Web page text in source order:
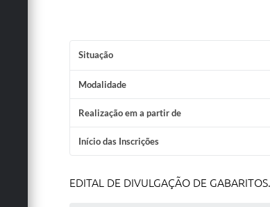
Situação
Modalidade
Realização em a partir de
Início das Inscrições
EDITAL DE DIVULGAÇÃO DE GABARITOS.